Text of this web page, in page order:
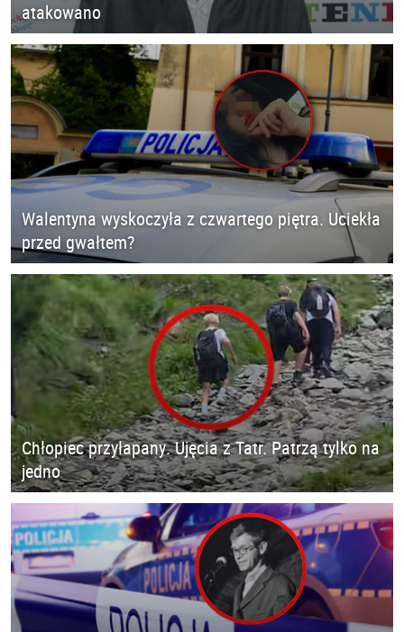
atakowano
Walentyna wyskoczyła z czwartego piętra. Uciekła
przed gwałtem?
Chłopiec przyłapany. Ujęcia z Tatr. Patrzą tylko na
jedno